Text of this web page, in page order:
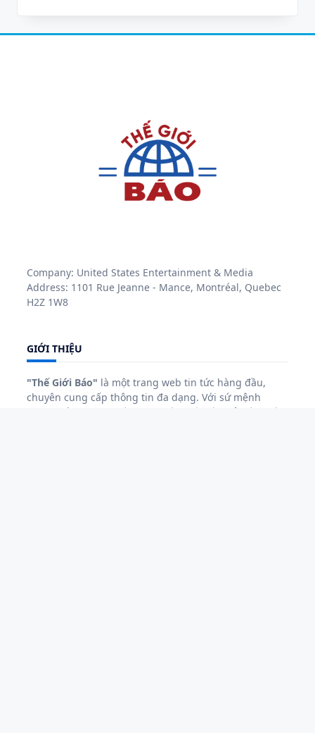
Company: United States Entertainment & Media
Address: 1101 Rue Jeanne - Mance, Montréal, Quebec
H2Z 1W8
GIỚI THIỆU
"Thế Giới Báo" là một trang web tin tức hàng đầu,
chuyên cung cấp thông tin đa dạng. Với sứ mệnh
mang đến những thông tin chính xác và phản ánh sâu